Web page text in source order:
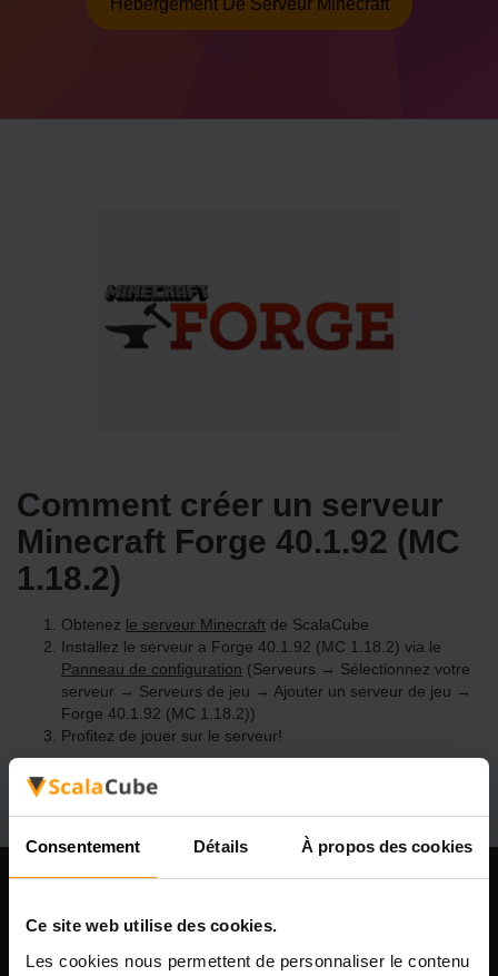
Consentement Détails À propos des cookies
Ce site web utilise des cookies.
Les cookies nous permettent de personnaliser le contenu
Hébergement De Serveur Minecraft
Comment créer un serveur
Minecraft Forge 40.1.92 (MC
1.18.2)
Obtenez le serveur Minecraft de ScalaCube
Installez le serveur a Forge 40.1.92 (MC 1.18.2) via le
Panneau de configuration (Serveurs → Sélectionnez votre
serveur → Serveurs de jeu → Ajouter un serveur de jeu →
Forge 40.1.92 (MC 1.18.2))
Profitez de jouer sur le serveur!